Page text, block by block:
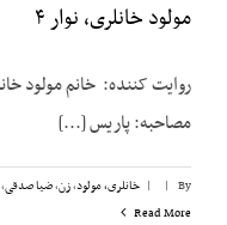
مولود خانلری، نوار ۴
مصاحبه: پاریس [...]
By
|
| خانلری، مولود,زن,ضیا صدقی,
Read More